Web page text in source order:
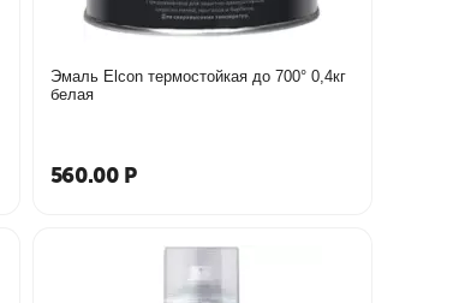
Эмаль Elcon термостойкая до 700° 0,4кг
белая
560.00 Р